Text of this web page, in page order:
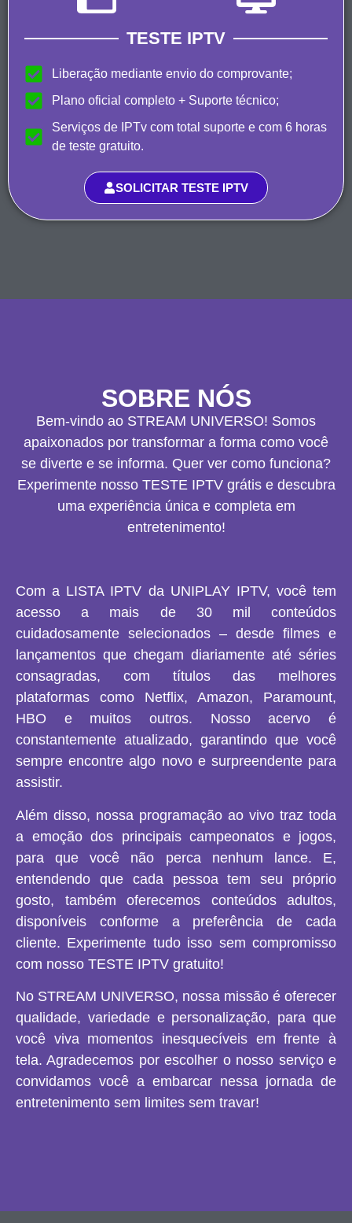
TESTE IPTV
Liberação mediante envio do comprovante;
Plano oficial completo + Suporte técnico;
Serviços de IPTv com total suporte e com 6 horas
de teste gratuito.
SOLICITAR TESTE IPTV
SOBRE NÓS
Bem-vindo ao STREAM UNIVERSO! Somos
apaixonados por transformar a forma como você
se diverte e se informa. Quer ver como funciona?
Experimente nosso TESTE IPTV grátis e descubra
uma experiência única e completa em
entretenimento!
Com a LISTA IPTV da UNIPLAY IPTV, você tem
acesso a mais de 30 mil conteúdos
cuidadosamente selecionados – desde filmes e
lançamentos que chegam diariamente até séries
consagradas, com títulos das melhores
plataformas como Netflix, Amazon, Paramount,
HBO e muitos outros. Nosso acervo é
constantemente atualizado, garantindo que você
sempre encontre algo novo e surpreendente para
assistir.
Além disso, nossa programação ao vivo traz toda
a emoção dos principais campeonatos e jogos,
para que você não perca nenhum lance. E,
entendendo que cada pessoa tem seu próprio
gosto, também oferecemos conteúdos adultos,
disponíveis conforme a preferência de cada
cliente. Experimente tudo isso sem compromisso
com nosso TESTE IPTV gratuito!
No STREAM UNIVERSO, nossa missão é oferecer
qualidade, variedade e personalização, para que
você viva momentos inesquecíveis em frente à
tela. Agradecemos por escolher o nosso serviço e
convidamos você a embarcar nessa jornada de
entretenimento sem limites sem travar!